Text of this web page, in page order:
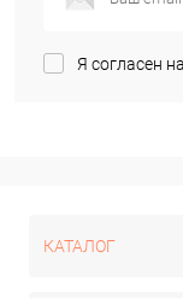
Я согласен на
КАТАЛОГ